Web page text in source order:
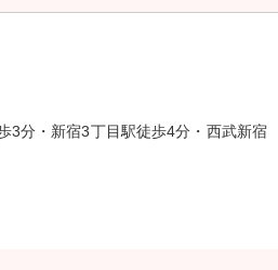
3分・新宿3丁目駅徒歩4分・西武新宿